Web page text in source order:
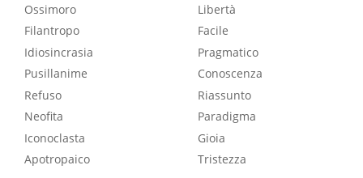
Ossimoro
Filantropo
Idiosincrasia
Pusillanime
Refuso
Neofita
Iconoclasta
Apotropaico
Libertà
Facile
Pragmatico
Conoscenza
Riassunto
Paradigma
Gioia
Tristezza